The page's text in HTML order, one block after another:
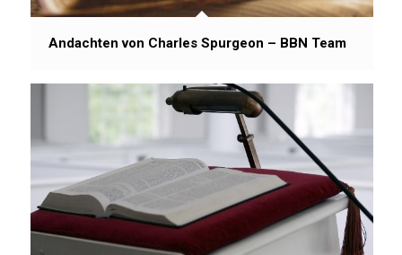
Andachten von Charles Spurgeon – BBN Team